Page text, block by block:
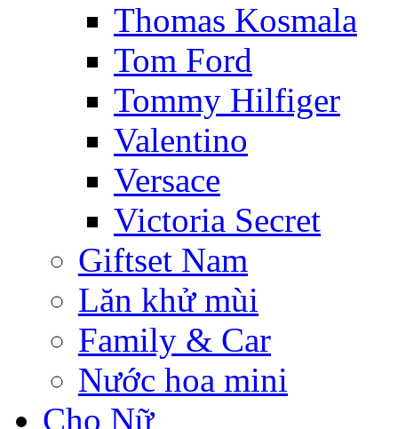
Thomas Kosmala
Tom Ford
Tommy Hilfiger
Valentino
Versace
Victoria Secret
Giftset Nam
Lăn khử mùi
Family & Car
Nước hoa mini
Cho Nữ